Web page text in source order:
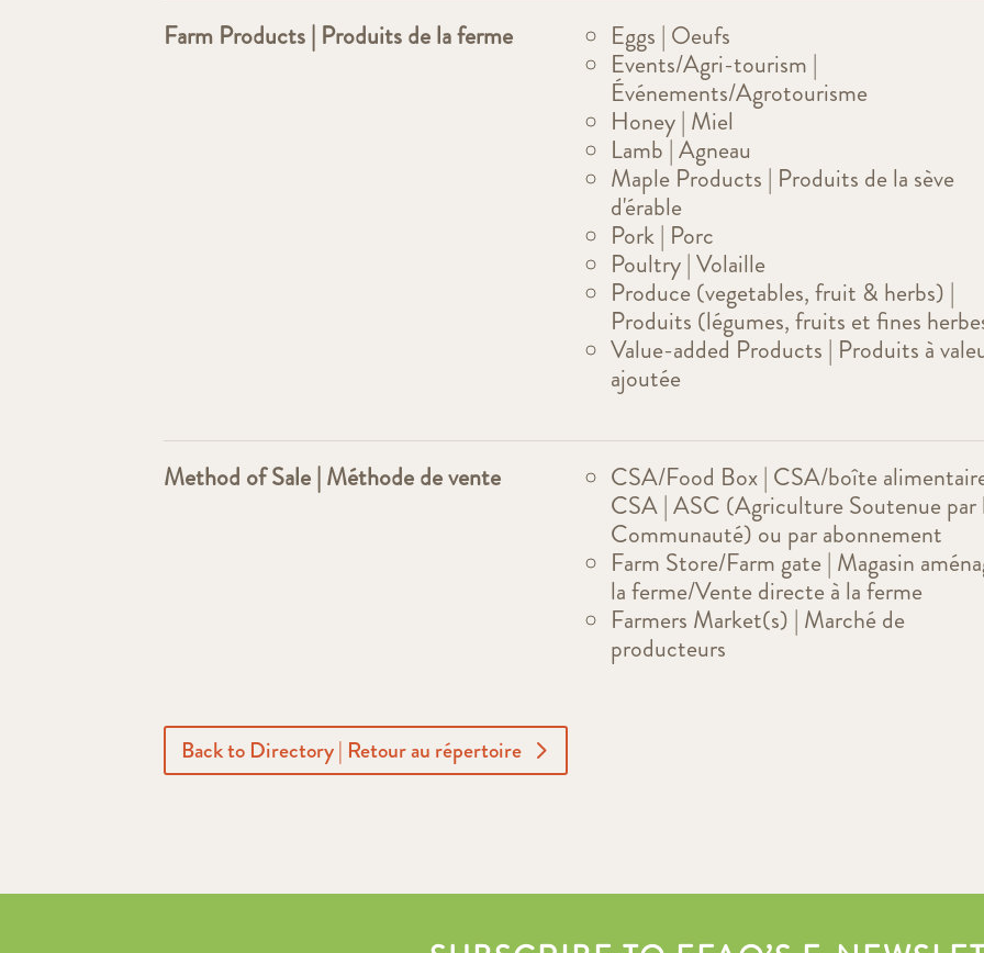
Farm Products | Produits de la ferme
Eggs | Oeufs
Events/Agri-tourism |
Événements/Agrotourisme
Honey | Miel
Lamb | Agneau
Maple Products | Produits de la sève
d'érable
Pork | Porc
Poultry | Volaille
Produce (vegetables, fruit & herbs) |
Produits (légumes, fruits et fines
Value-added Products | Produits à
ajoutée
Method of Sale | Méthode de vente
CSA/Food Box | CSA/boîte
CSA | ASC (Agriculture Soutenue par
Communauté) ou par abonnement
Farm Store/Farm gate | Magasin
la ferme/Vente directe à la ferme
Farmers Market(s) | Marché de
producteurs
Back to Directory | Retour au répertoire